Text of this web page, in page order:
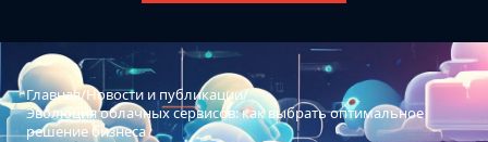
Главная/Новости и публикации/
Эволюция облачных сервисов: как выбрать оптимальное
решение бизнеса
О компании
Контакты